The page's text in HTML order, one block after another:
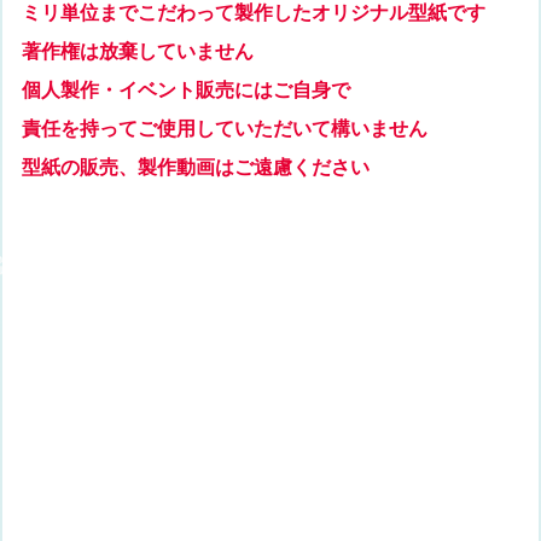
ミリ単位までこだわって製作したオリジナル型紙です
著作権は放棄していません
個人製作・イベント販売にはご自身で
責任を持ってご使用していただいて構いません
型紙の販売、製作動画はご遠慮ください